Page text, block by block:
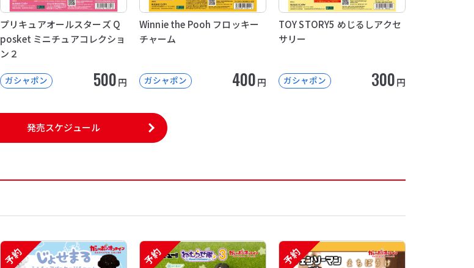
プリキュアオールスターズ Q
posket ミニチュアコレクショ
ン２
ガシャポン 500円
Winnie the Pooh フロッキー
チャーム
ガシャポン 400円
TOY STORY5 めじるしアクセ
サリー
ガシャポン 300円
発売スケジュール
予約 予約 予約